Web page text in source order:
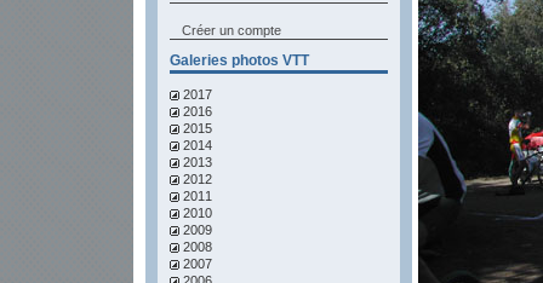
Créer un compte
Galeries photos VTT
2017
2016
2015
2014
2013
2012
2011
2010
2009
2008
2007